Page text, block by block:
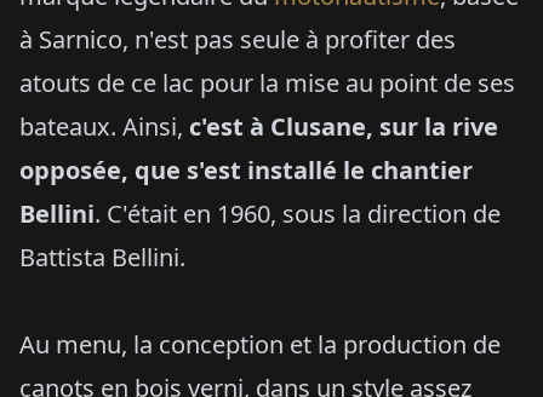
à Sarnico, n'est pas seule à profiter des
atouts de ce lac pour la mise au point de ses
bateaux. Ainsi, c'est à Clusane, sur la rive
opposée, que s'est installé le chantier
Bellini. C'était en 1960, sous la direction de
Battista Bellini.
Au menu, la conception et la production de
canots en bois verni, dans un style assez